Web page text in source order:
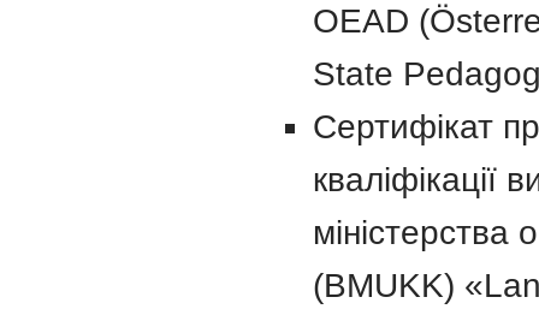
OEAD
State
Сертифікат
кваліфікації
міністерства
(BMUKK)